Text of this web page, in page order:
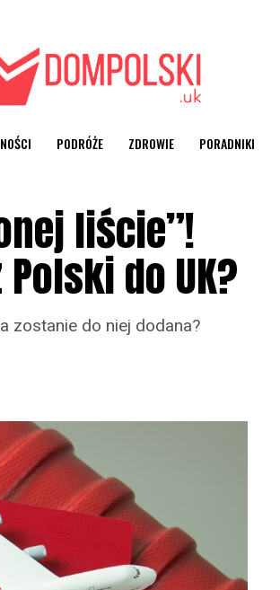
PODRÓŻE ZDROWIE PORADNIKI
liście”!
do UK?
zostanie do niej dodana?